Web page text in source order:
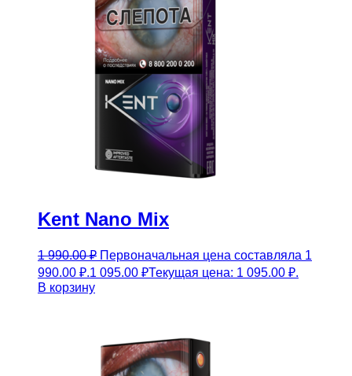
Kent Nano Mix
1 990.00₽ Первоначальная цена составляла 1
990.00 ₽.1 095.00 ₽Текущая цена: 1 095.00 ₽.
В корзину